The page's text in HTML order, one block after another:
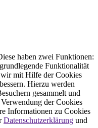
haben zwei Funktionen:
Funktionalität
wir mit Hilfe der Cookies
Hierzu werden
gesammelt und
der Cookies
Informationen zu Cookies
Datenschutzerklärung und